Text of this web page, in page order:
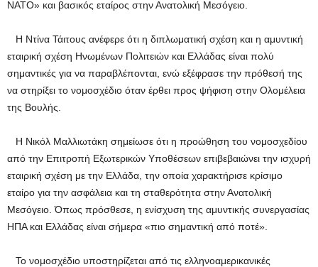
ΝΑΤΟ» και βασικός εταίρος στην Ανατολική Μεσόγειο.
Η Ντίνα Τάιτους ανέφερε ότι η διπλωματική σχέση και η αμυντική
εταιρική σχέση Ηνωμένων Πολιτειών και Ελλάδας είναι πολύ
σημαντικές για να παραβλέπονται, ενώ εξέφρασε την πρόθεσή της
να στηρίξει το νομοσχέδιο όταν έρθει προς ψήφιση στην Ολομέλεια
της Βουλής.
Η Νικόλ Μαλλιωτάκη σημείωσε ότι η προώθηση του νομοσχεδίου
από την Επιτροπή Εξωτερικών Υποθέσεων επιβεβαιώνει την ισχυρή
εταιρική σχέση με την Ελλάδα, την οποία χαρακτήρισε κρίσιμο
εταίρο για την ασφάλεια και τη σταθερότητα στην Ανατολική
Μεσόγειο. Όπως πρόσθεσε, η ενίσχυση της αμυντικής συνεργασίας
ΗΠΑ και Ελλάδας είναι σήμερα «πιο σημαντική από ποτέ».
Το νομοσχέδιο υποστηρίζεται από τις ελληνοαμερικανικές